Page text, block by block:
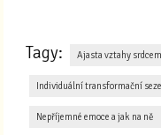
Tagy: Ajasta vztahy srdcem
Individuální transformační
Nepříjemné emoce a jak na ně